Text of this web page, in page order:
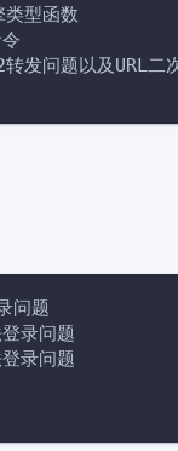
型函数
问题以及URL二
问题
录问题
录问题